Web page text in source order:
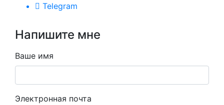
Telegram
Напишите мне
Ваше имя
Электронная почта